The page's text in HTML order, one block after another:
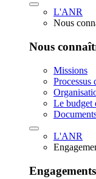
L'ANR
Nous
Nous
Missions
Processus
Le budget
L'ANR
Engagements